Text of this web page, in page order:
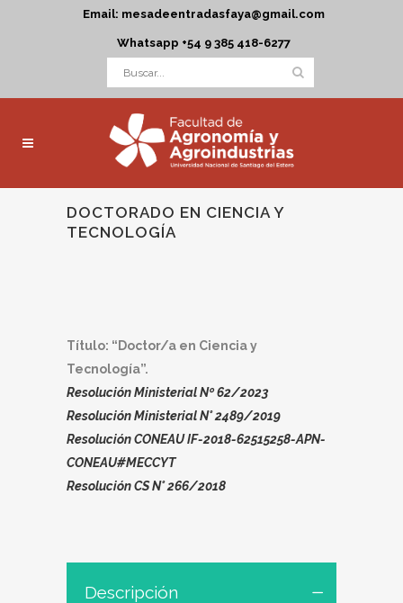
Email: mesadeentradasfaya@gmail.com
Whatsapp +54 9 385 418-6277
DOCTORADO EN CIENCIA Y
TECNOLOGÍA
Título: “Doctor/a en Ciencia y
Tecnología”.
Resolución Ministerial Nº 62/2023
Resolución Ministerial N° 2489/2019
Resolución CONEAU IF-2018-62515258-APN-
CONEAU#MECCYT
Resolución CS N° 266/2018
Descripción